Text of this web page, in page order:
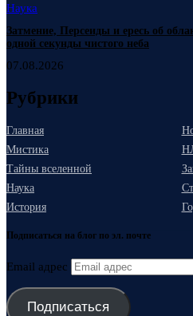
Наука
Затмение, Персеиды и ересь об
одной секунды чистого неба
07.08.2026
Рубрики
Главная
Мистика
Тайны вселенной
Наука
История
Подписаться на блог по эл. почте
Email адрес
Подписаться